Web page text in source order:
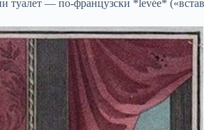
туалет — по-французски *levée*